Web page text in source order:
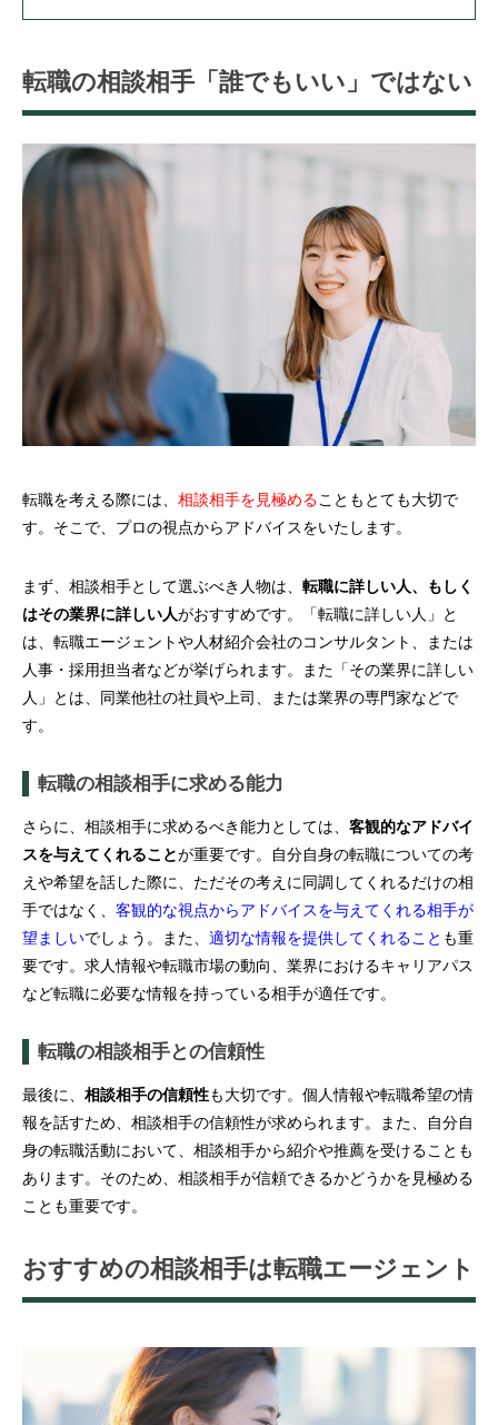
転職の相談相手「誰でもいい」ではない
転職を考える際には、 相談相手を見極めることもとても大切で
す。そこで、プロの視点からアドバイスをいたします。
まず、相談相手として選ぶべき人物は、 転職に詳しい人、もしく
はその業界に詳しい人がおすすめです。「転職に詳しい人」と
は、転職エージェントや人材紹介会社のコンサルタント、または
人事・採用担当者などが挙げられます。また「その業界に詳しい
人」とは、同業他社の社員や上司、または業界の専門家などで
す。
転職の相談相手に求める能力
さらに、相談相手に求めるべき能力としては、 客観的なアドバイ
スを与えてくれることが重要です。自分自身の転職についての考
えや希望を話した際に、ただその考えに同調してくれるだけの相
手ではなく、 客観的な視点からアドバイスを与えてくれる相手が
望ましいでしょう。また、 適切な情報を提供してくれること も重
要です。求人情報や転職市場の動向、業界におけるキャリアパス
など転職に必要な情報を持っている相手が適任です。
転職の相談相手との信頼性
最後に、 相談相手の信頼性も大切です。個人情報や転職希望の情
報を話すため、相談相手の信頼性が求められます。また、自分自
身の転職活動において、相談相手から紹介や推薦を受けることも
あります。そのため、相談相手が信頼できるかどうかを見極める
ことも重要です。
おすすめの相談相手は転職エージェント